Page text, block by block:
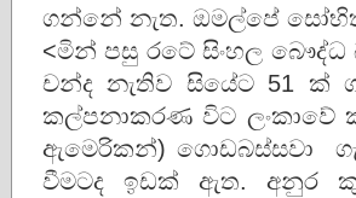
ගන්නේ නැත. ඔමල්පේ
<මින් පසු රටේ සිංහල
චන්ද නැතිව සියේට 51 ක්
කල්පනාකරණ විට ලංකාවේ
ඇමෙරිකන්) ගොඩබස්සවා
වීමටද ඉඩක් ඇත. අනුර